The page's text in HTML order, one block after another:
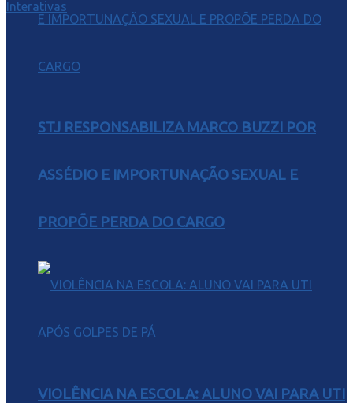
STJ RESPONSABILIZA MARCO BUZZI POR
ASSÉDIO E IMPORTUNAÇÃO SEXUAL E
PROPÕE PERDA DO CARGO
VIOLÊNCIA NA ESCOLA: ALUNO VAI PARA UTI
Interativas